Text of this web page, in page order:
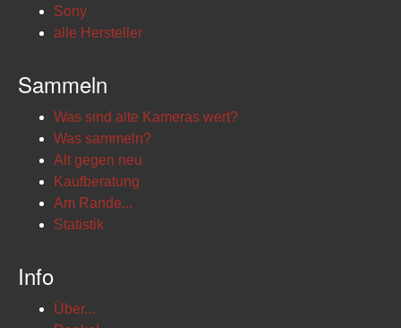
Sony
alle Hersteller
Sammeln
Was sind alte Kameras wert?
Was sammeln?
Alt gegen neu
Kaufberatung
Am Rande...
Statistik
Info
Über...